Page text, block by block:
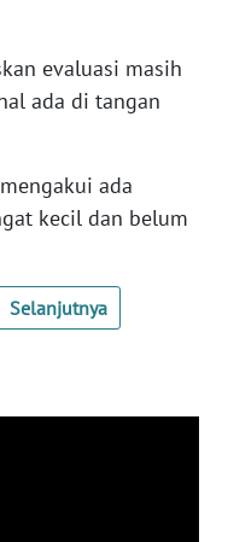
evaluasi masih
ada di tangan
ada
kecil dan belum
Selanjutnya